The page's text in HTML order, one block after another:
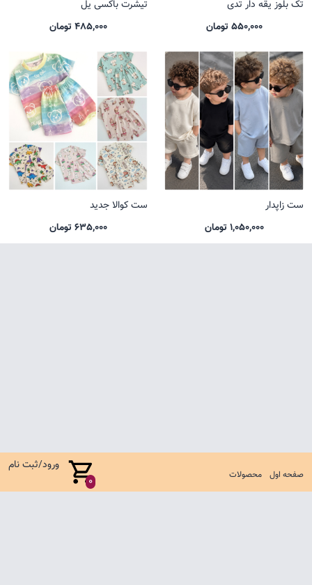
صفحه اول محصولات 0
ورود/ثبت نام
تک بلوز یقه دار تدی
550,000 تومان
تیشرت باکسی یل
485,000 تومان
ست زاپدار
1,050,000 تومان
ست کوالا جدید
635,000 تومان